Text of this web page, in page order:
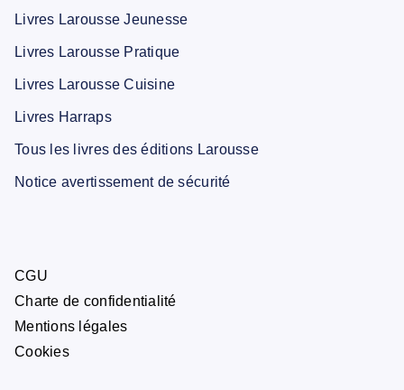
Livres Larousse Jeunesse
Livres Larousse Pratique
Livres Larousse Cuisine
Livres Harraps
Tous les livres des éditions Larousse
Notice avertissement de sécurité
CGU
Charte de confidentialité
Mentions légales
Cookies